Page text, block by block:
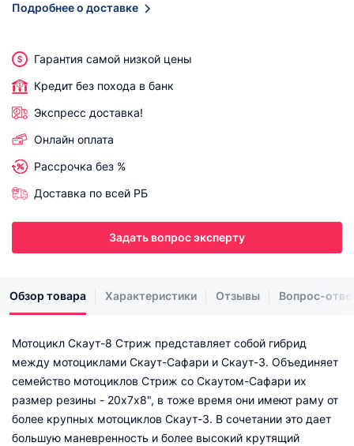
Подробнее о доставке
Гарантия самой низкой цены
Кредит без похода в банк
Экспресс доставка!
Онлайн оплата
Рассрочка без %
Доставка по всей РБ
Задать вопрос эксперту
Обзор товара Характеристики Отзывы Вопрос-
Мотоцикл Скаут-8 Стриж представляет собой гибрид
между мотоциклами Скаут-Сафари и Скаут-3. Объединяет
семейство мотоциклов Стриж со Скаутом-Сафари их
размер резины - 20х7х8", в тоже время они имеют раму от
более крупных мотоциклов Скаут-3. В сочетании это дает
большую маневренность и более высокий крутящий